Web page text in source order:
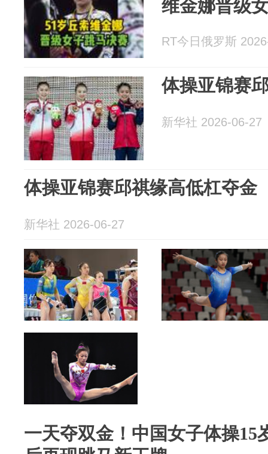
维金娜晋级
RT今日俄罗斯
体操亚锦赛
新华社 2026-06-27
体操亚锦赛邱祺缘高低杠夺金
新华社 2026-06-27
一天夺双金！中国女子体操15